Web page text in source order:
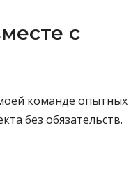
с
команде опытных
без обязательств.